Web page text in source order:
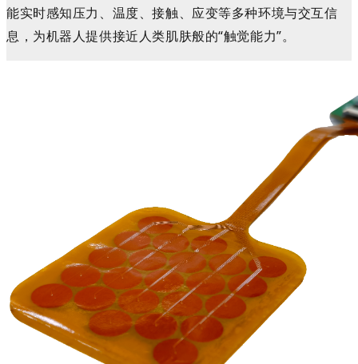
能实时感知压力、温度、接触、应变等多种环境与交互信
息，为机器人提供接近人类肌肤般的“触觉能力”。